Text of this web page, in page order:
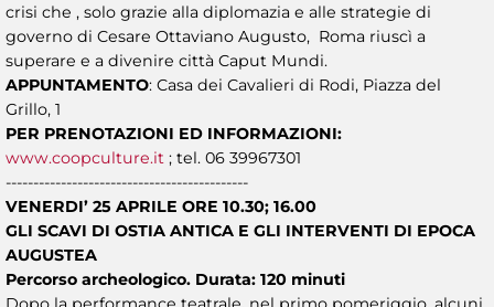
crisi che , solo grazie alla diplomazia e alle strategie di
governo di Cesare Ottaviano Augusto, Roma riuscì a
superare e a divenire città Caput Mundi.
APPUNTAMENTO: Casa dei Cavalieri di Rodi, Piazza del
Grillo, 1
PER PRENOTAZIONI ED INFORMAZIONI:
www.coopculture.it ; tel. 06 39967301
--------------------------------------------
VENERDI’ 25 APRILE ORE 10.30; 16.00
GLI SCAVI DI OSTIA ANTICA E GLI INTERVENTI DI EPOCA
AUGUSTEA
Percorso archeologico. Durata: 120 minuti